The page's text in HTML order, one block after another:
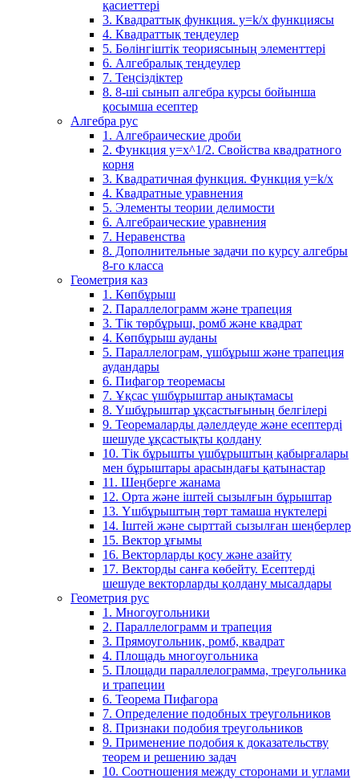
қасиеттері
3. Квадраттық функция. у=k/x функциясы
4. Квадраттық теңдеулер
5. Бөлінгіштік теориясының элементтері
6. Алгебралық теңдеулер
7. Теңсіздіктер
8. 8-ші сынып алгебра курсы бойынша
қосымша есептер
Алгебра рус
1. Алгебраические дроби
2. Функция y=x^1/2. Свойства квадратного
корня
3. Квадратичная функция. Функция у=k/x
4. Квадратные уравнения
5. Элементы теории делимости
6. Алгебраические уравнения
7. Неравенства
8. Дополнительные задачи по курсу алгебры
8-го класса
Геометрия каз
1. Көпбұрыш
2. Параллелограмм және трапеция
3. Тік төрбұрыш, ромб және квадрат
4. Көпбұрыш ауданы
5. Параллелограм, үшбұрыш және трапеция
аудандары
6. Пифагор теоремасы
7. Ұқсас үшбұрыштар анықтамасы
8. Үшбұрыштар ұқсастығының белгілері
9. Теоремаларды дәлелдеуде және есептерді
шешуде ұқсастықты қолдану
10. Тік бұрышты үшбұрыштың қабырғалары
мен бұрыштары арасындағы қатынастар
11. Шеңберге жанама
12. Орта және іштей сызылғын бұрыштар
13. Үшбұрыштың төрт тамаша нүктелері
14. Іштей және сырттай сызылған шеңберлер
15. Вектор ұғымы
16. Векторларды қосу және азайту
17. Векторды санға көбейту. Есептерді
шешуде векторларды қолдану мысалдары
Геометрия рус
1. Многоугольники
2. Параллелограмм и трапеция
3. Прямоугольник, ромб, квадрат
4. Площадь многоугольника
5. Площади параллелограмма, треугольника
и трапеции
6. Теорема Пифагора
7. Определение подобных треугольников
8. Признаки подобия треугольников
9. Применение подобия к доказательству
теорем и решению задач
10. Соотношения между сторонами и углами